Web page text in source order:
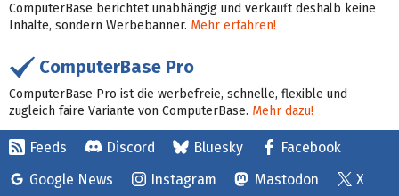
ComputerBase berichtet unabhängig und verkauft deshalb keine
Inhalte, sondern Werbebanner. Mehr erfahren!
ComputerBase Pro
ComputerBase Pro ist die werbefreie, schnelle, flexible und
zugleich faire Variante von ComputerBase. Mehr dazu!
Feeds Discord Bluesky
Facebook
Google News
Instagram Mastodon
X